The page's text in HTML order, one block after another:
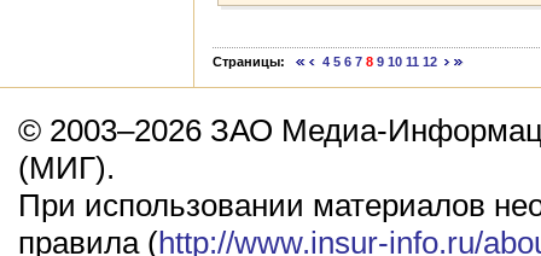
Страницы: 4 5 6 7 8 9 10 11 12
© 2003–2026 ЗАО Медиа-
(МИГ).
При использовании материалов
правила (http://www.insur-info.ru/